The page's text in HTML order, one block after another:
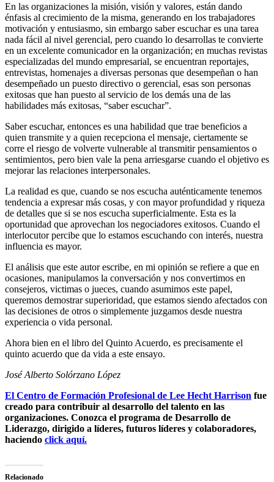
En las organizaciones la misión, visión y valores, están dando
énfasis al crecimiento de la misma, generando en los trabajadores
motivación y entusiasmo, sin embargo saber escuchar es una tarea
nada fácil al nivel gerencial, pero cuando lo desarrollas te convierte
en un excelente comunicador en la organización; en muchas revistas
especializadas del mundo empresarial, se encuentran reportajes,
entrevistas, homenajes a diversas personas que desempeñan o han
desempeñado un puesto directivo o gerencial, esas son personas
exitosas que han puesto al servicio de los demás una de las
habilidades más exitosas, “saber escuchar”.
Saber escuchar, entonces es una habilidad que trae beneficios a
quien transmite y a quien recepciona el mensaje, ciertamente se
corre el riesgo de volverte vulnerable al transmitir pensamientos o
sentimientos, pero bien vale la pena arriesgarse cuando el objetivo es
mejorar las relaciones interpersonales.
La realidad es que, cuando se nos escucha auténticamente tenemos
tendencia a expresar más cosas, y con mayor profundidad y riqueza
de detalles que si se nos escucha superficialmente. Esta es la
oportunidad que aprovechan los negociadores exitosos. Cuando el
interlocutor percibe que lo estamos escuchando con interés, nuestra
influencia es mayor.
El análisis que este autor escribe, en mi opinión se refiere a que en
ocasiones, manipulamos la conversación y nos convertimos en
consejeros, victimas o jueces, cuando asumimos este papel,
queremos demostrar superioridad, que estamos siendo afectados con
las decisiones de otros o simplemente juzgamos desde nuestra
experiencia o vida personal.
Ahora bien en el libro del Quinto Acuerdo, es precisamente el
quinto acuerdo que da vida a este ensayo.
José Alberto Solórzano López
El Centro de Formación Profesional de Lee Hecht Harrison fue
creado para contribuir al desarrollo del talento en las
organizaciones. Conozca el programa de Desarrollo de
Liderazgo, dirigido a líderes, futuros líderes y colaboradores,
haciendo click aquí.
Relacionado